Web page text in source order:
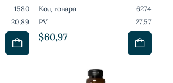
1580
20,89
$60,97
Код товара:
6274
PV:
27,57